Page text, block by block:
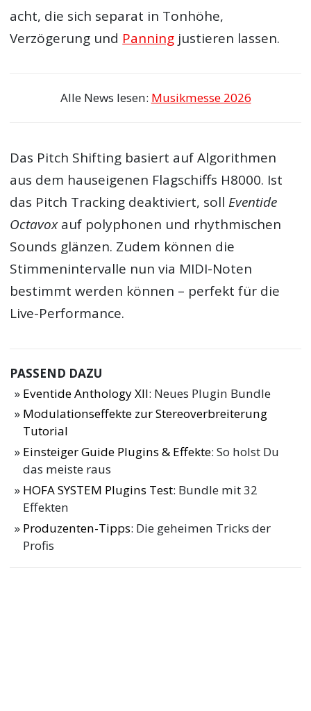
acht, die sich separat in Tonhöhe,
Verzögerung und Panning justieren lassen.
Alle News lesen: Musikmesse 2026
Das Pitch Shifting basiert auf Algorithmen
aus dem hauseigenen Flagschiffs H8000. Ist
das Pitch Tracking deaktiviert, soll Eventide
Octavoxauf polyphonen und rhythmischen
Sounds glänzen. Zudem können die
Stimmenintervalle nun via MIDI-Noten
bestimmt werden können – perfekt für die
Live-Performance.
PASSEND DAZU
Eventide Anthology XII: Neues Plugin Bundle
Modulationseffekte zur Stereoverbreiterung
Tutorial
Einsteiger Guide Plugins & Effekte: So holst Du
das meiste raus
HOFA SYSTEM Plugins Test: Bundle mit 32
Effekten
Produzenten-Tipps: Die geheimen Tricks der
Profis